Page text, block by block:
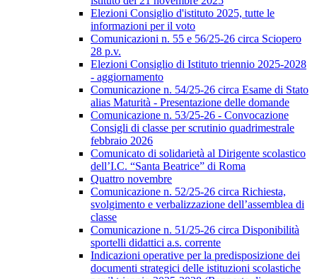
Elezioni Consiglio d'istituto 2025, tutte le
informazioni per il voto
Comunicazioni n. 55 e 56/25-26 circa Sciopero
28 p.v.
Elezioni Consiglio di Istituto triennio 2025-2028
- aggiornamento
Comunicazione n. 54/25-26 circa Esame di Stato
alias Maturità - Presentazione delle domande
Comunicazione n. 53/25-26 - Convocazione
Consigli di classe per scrutinio quadrimestrale
febbraio 2026
Comunicato di solidarietà al Dirigente scolastico
dell’I.C. “Santa Beatrice” di Roma
Quattro novembre
Comunicazione n. 52/25-26 circa Richiesta,
svolgimento e verbalizzazione dell’assemblea di
classe
Comunicazione n. 51/25-26 circa Disponibilità
sportelli didattici a.s. corrente
Indicazioni operative per la predisposizione dei
documenti strategici delle istituzioni scolastiche